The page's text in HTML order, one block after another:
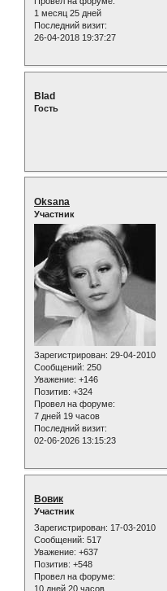
1 месяц 25 дней
Последний визит:
26-04-2018 19:37:27
Blad
Гость
Oksana
Участник
Зарегистрирован: 29-04-2010
Сообщений: 250
Уважение: +146
Позитив: +324
Провел на форуме:
7 дней 19 часов
Последний визит:
02-06-2026 13:15:23
Вовик
Участник
Зарегистрирован: 17-03-2010
Сообщений: 517
Уважение: +637
Позитив: +548
Провел на форуме:
10 дней 20 часов